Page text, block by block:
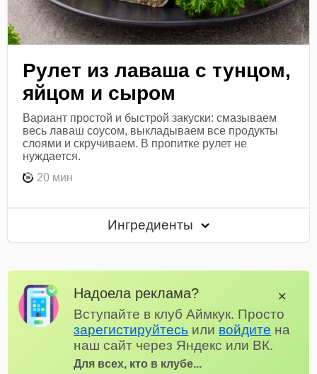
Рулет из лаваша с тунцом,
яйцом и сыром
Вариант простой и быстрой закуски: смазываем
весь лаваш соусом, выкладываем все продукты
слоями и скручиваем. В пропитке рулет не
нуждается.
20 мин
Ингредиенты
Надоела реклама?
Вступайте в клуб Аймкук. Просто
зарегистируйтесь или войдите на
наш сайт через Яндекс или ВК.
Для всех, кто в клубе...
✕